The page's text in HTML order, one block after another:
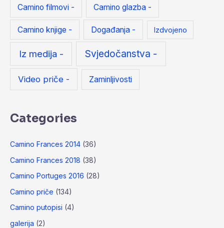
Camino filmovi - Camino glazba -
Camino knjige - Događanja - Izdvojeno
Iz medija - Svjedočanstva -
Video priče - Zaminljivosti
Categories
Camino Frances 2014 (36)
Camino Frances 2018 (38)
Camino Portuges 2016 (28)
Camino priče (134)
Camino putopisi (4)
galerija (2)